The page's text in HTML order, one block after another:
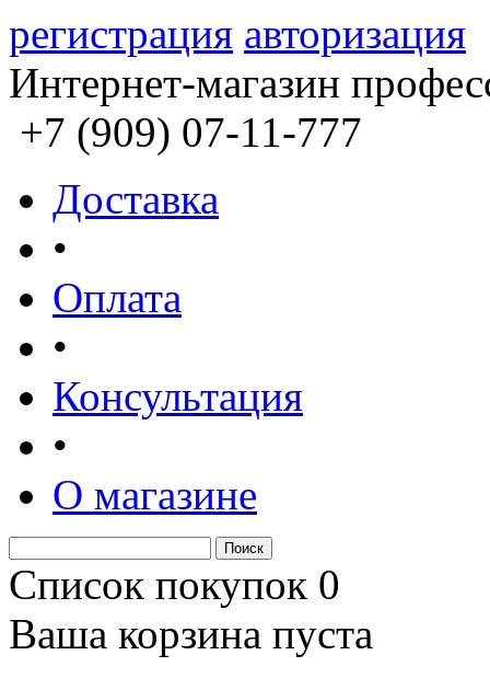
регистрация авторизация
Интернет-магазин
+7 (909) 07-11-777
Доставка
•
Оплата
•
Консультация
•
О магазине
Список покупок 0
Ваша корзина пуста